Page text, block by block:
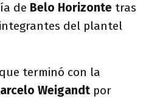
de Belo Horizonte tras
del plantel
terminó con la
Weigandt por